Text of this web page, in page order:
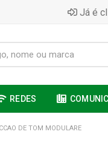
Já é
REDES
DE TOM MODULARE